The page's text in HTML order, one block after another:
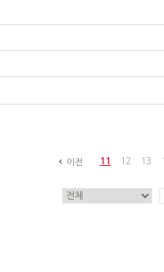
이전 11 12 13